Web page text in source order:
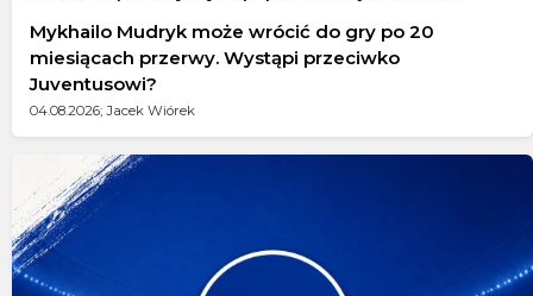
Mykhailo Mudryk może wrócić do gry po 20
miesiącach przerwy. Wystąpi przeciwko
Juventusowi?
04.08.2026; Jacek Wiórek